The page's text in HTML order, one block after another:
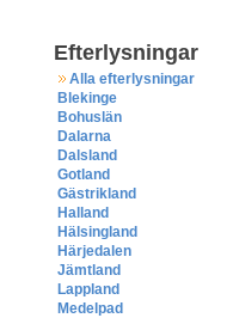
Efterlysningar
Alla efterlysningar
Blekinge
Bohuslän
Dalarna
Dalsland
Gotland
Gästrikland
Halland
Hälsingland
Härjedalen
Jämtland
Lappland
Medelpad